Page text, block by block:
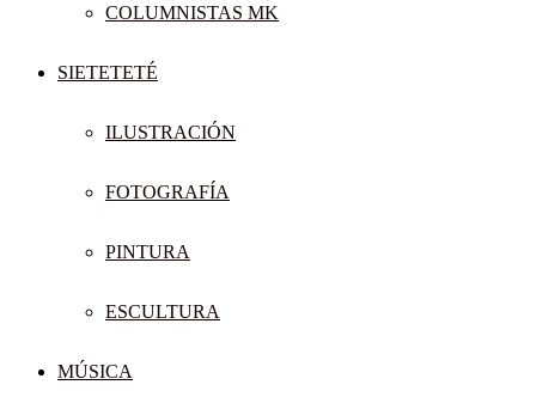
COLUMNISTAS MK
SIETETETÉ
ILUSTRACIÓN
FOTOGRAFÍA
PINTURA
ESCULTURA
MÚSICA